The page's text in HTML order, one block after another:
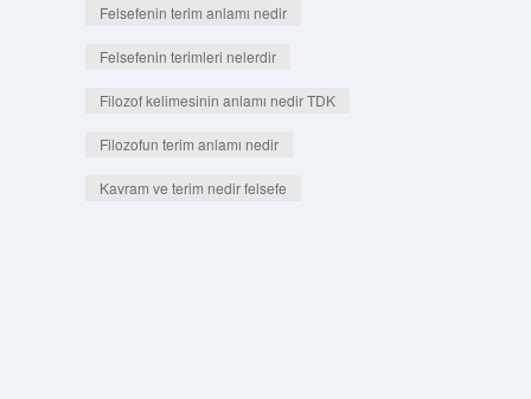
Felsefenin terim anlamı nedir
Felsefenin terimleri nelerdir
Filozof kelimesinin anlamı nedir TDK
Filozofun terim anlamı nedir
Kavram ve terim nedir felsefe